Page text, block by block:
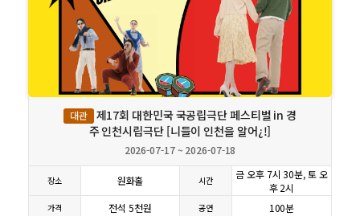
상세보기
대관 제17회 대한민국 국공립극단 페스티벌 in 경
주 인천시립극단 [니들이 인천을 알어¿!]
2026-07-17 ~ 2026-07-18
장소 원화홀 시간
금 오후 7시 30분, 토 오
후 2시
가격 전석 5천원 공연 100분